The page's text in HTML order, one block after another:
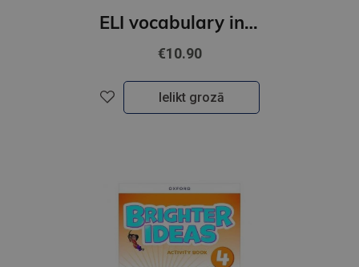
ELI vocabulary in picture (ENG)
€10.90
Ielikt grozā